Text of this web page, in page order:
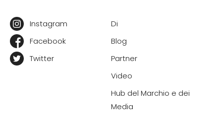
Instagram
Facebook
Twitter
Di
Blog
Partner
Video
Hub del Marchio e dei
Media